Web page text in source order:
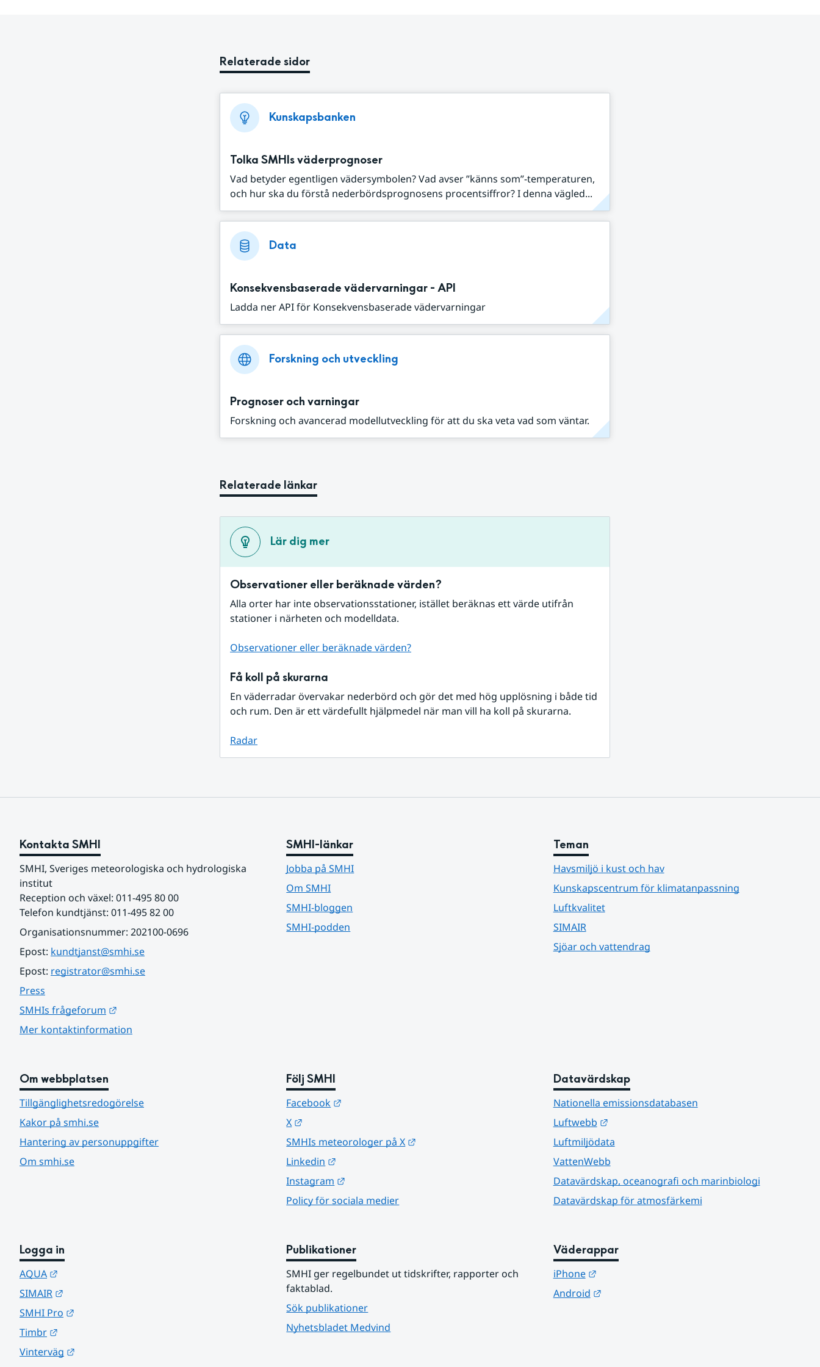
Relaterade sidor
Kunskapsbanken
Tolka SMHIs väderprognoser
Vad betyder egentligen vädersymbolen? Vad avser ”känns som”-temperaturen,
och hur ska du förstå nederbördsprognosens procentsiffror? I denna vägled...
Data
Konsekvensbaserade vädervarningar - API
Ladda ner API för Konsekvensbaserade vädervarningar
Forskning och utveckling
Prognoser och varningar
Forskning och avancerad modellutveckling för att du ska veta vad som väntar.
Relaterade länkar
Lär dig mer
Observationer eller beräknade värden?
Alla orter har inte observationsstationer, istället beräknas ett värde utifrån
stationer i närheten och modelldata.
Observationer eller beräknade värden?
Få koll på skurarna
En väderradar övervakar nederbörd och gör det med hög upplösning i både tid
och rum. Den är ett värdefullt hjälpmedel när man vill ha koll på skurarna.
Radar
Kontakta SMHI
SMHI, Sveriges meteorologiska och hydrologiska
institut
Reception och växel: 011-495 80 00
Telefon kundtjänst: 011-495 82 00
Organisationsnummer: 202100-0696
Epost: kundtjanst@smhi.se
Epost: registrator@smhi.se
Press
SMHIs frågeforum
Mer kontaktinformation
SMHI-länkar
Jobba på SMHI
Om SMHI
SMHI-bloggen
SMHI-podden
Teman
Havsmiljö i kust och hav
Kunskapscentrum för klimatanpassning
Luftkvalitet
SIMAIR
Sjöar och vattendrag
Om webbplatsen
Tillgänglighetsredogörelse
Kakor på smhi.se
Hantering av personuppgifter
Om smhi.se
Följ SMHI
Facebook
X
SMHIs meteorologer på X
Linkedin
Instagram
Policy för sociala medier
Datavärdskap
Nationella emissionsdatabasen
Luftwebb
Länk till annan webbplats.
Luftmiljödata
VattenWebb
Datavärdskap, oceanografi och marinbiologi
Datavärdskap för atmosfärkemi
Logga in
AQUA
SIMAIR
SMHI Pro
Timbr
Vinterväg
Publikationer
SMHI ger regelbundet ut tidskrifter, rapporter och
faktablad.
Sök publikationer
Nyhetsbladet Medvind
Väderappar
iPhone
Länk till annan webbplats.
Android
Länk till annan webbplats.